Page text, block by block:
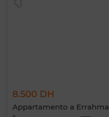
8.500 DH
Appartamento a Errahma